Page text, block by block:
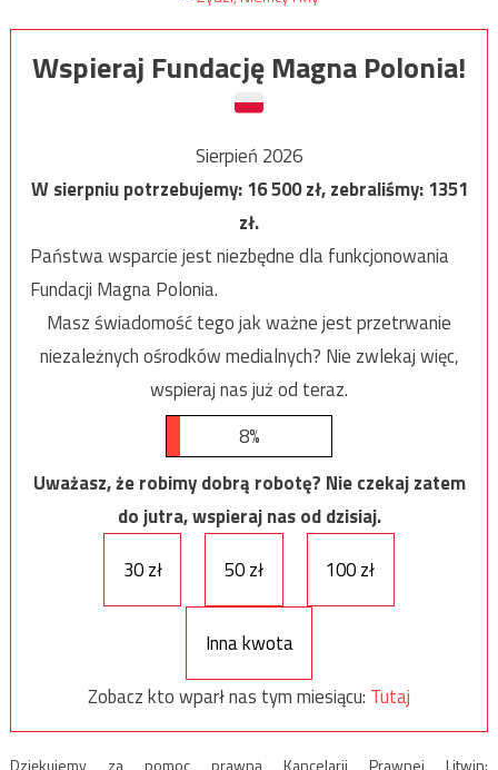
Wspieraj Fundację Magna Polonia!
Sierpień 2026
W sierpniu potrzebujemy:16 500zł, zebraliśmy:1351
zł.
Państwa wsparcie jest niezbędne dla funkcjonowania
Fundacji Magna Polonia.
Masz świadomość tego jak ważne jest przetrwanie
niezależnych ośrodków medialnych? Nie zwlekaj więc,
wspieraj nas już od teraz.
8%
Uważasz, że robimy dobrą robotę? Nie czekaj zatem
do jutra, wspieraj nas od dzisiaj.
30 zł
50 zł 100 zł
Inna kwota
Zobacz kto wparł nas tym miesiącu: Tutaj
Dziękujemy za pomoc prawną Kancelarii Prawnej Litwin: